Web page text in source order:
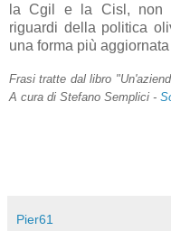
laCgil e la Cisl , non
riguardi della politica
una forma più
Frasi tratte dal libro
A cura di Stefano Semplici -
Pier61